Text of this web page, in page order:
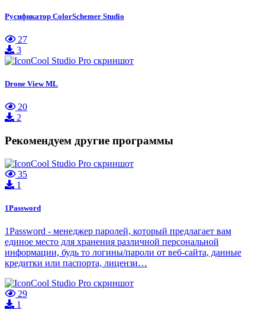
Русификатор ColorSchemer Studio
27
3
Drone View ML
20
2
Рекомендуем другие программы
35
1
1Password
1Password - менеджер паролей, который предлагает вам
единое место для хранения различной персональной
информации, будь то логины/пароли от веб-сайта, данные
кредитки или паспорта, лицензи…
29
1